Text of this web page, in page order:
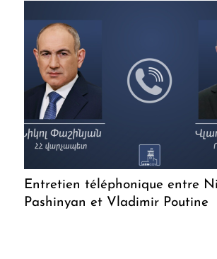
Entretien téléphonique entre
Pashinyan et Vladimir Poutine